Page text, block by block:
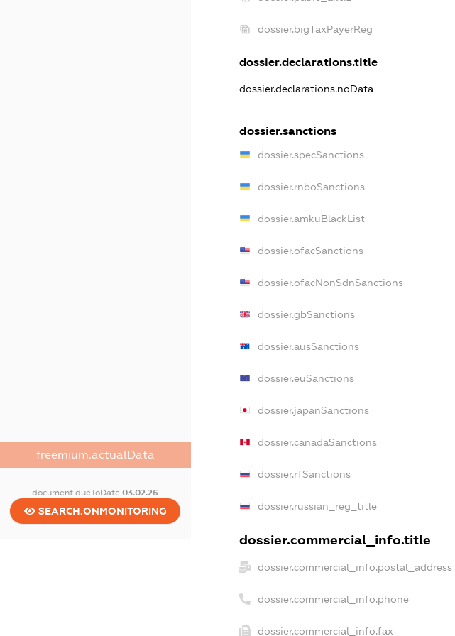
freemium.actualData
document.dueToDate03.02.26
SEARCH.ONMONITORING
dossier.bigTaxPayerReg
dossier.declarations.title
dossier.declarations.noData
dossier.sanctions
dossier.specSanctions
dossier.rnboSanctions
dossier.amkuBlackList
dossier.ofacSanctions
dossier.ofacNonSdnSanctions
dossier.gbSanctions
dossier.ausSanctions
dossier.euSanctions
dossier.japanSanctions
dossier.canadaSanctions
dossier.rfSanctions
dossier.russian_reg_title
dossier.commercial_info.title
dossier.commercial_info.postal_address
dossier.commercial_info.phone
dossier.commercial_info.fax